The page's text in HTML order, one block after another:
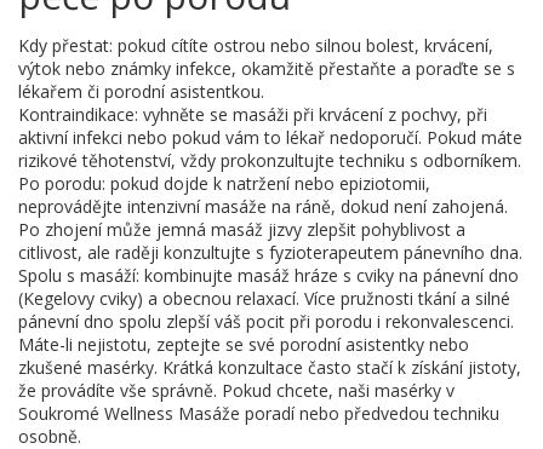
Kdy přestat: pokud cítíte ostrou nebo silnou bolest, krvácení,
výtok nebo známky infekce, okamžitě přestaňte a poraďte se s
lékařem či porodní asistentkou.
Kontraindikace: vyhněte se masáži při krvácení z pochvy, při
aktivní infekci nebo pokud vám to lékař nedoporučí. Pokud máte
rizikové těhotenství, vždy prokonzultujte techniku s odborníkem.
Po porodu: pokud dojde k natržení nebo epiziotomii,
neprovádějte intenzivní masáže na ráně, dokud není zahojená.
Po zhojení může jemná masáž jizvy zlepšit pohyblivost a
citlivost, ale raději konzultujte s fyzioterapeutem pánevního dna.
Spolu s masáží: kombinujte masáž hráze s cviky na pánevní dno
(Kegelovy cviky) a obecnou relaxací. Více pružnosti tkání a silné
pánevní dno spolu zlepší váš pocit při porodu i rekonvalescenci.
Máte-li nejistotu, zeptejte se své porodní asistentky nebo
zkušené masérky. Krátká konzultace často stačí k získání jistoty,
že provádíte vše správně. Pokud chcete, naši masérky v
Soukromé Wellness Masáže poradí nebo předvedou techniku
osobně.